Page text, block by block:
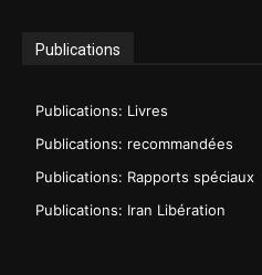
Publications
Publications: Livres
Publications: recommandées
Publications: Rapports spéciaux
Publications: Iran Libération